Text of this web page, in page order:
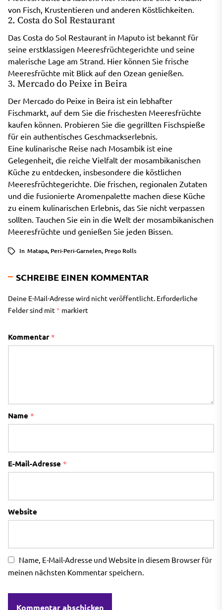
von Fisch, Krustentieren und anderen Köstlichkeiten.
2. Costa do Sol Restaurant
Das Costa do Sol Restaurant in Maputo ist bekannt für
seine erstklassigen Meeresfrüchtegerichte und seine
malerische Lage am Strand. Hier können Sie frische
Meeresfrüchte mit Blick auf den Ozean genießen.
3. Mercado do Peixe in Beira
Der Mercado do Peixe in Beira ist ein lebhafter
Fischmarkt, auf dem Sie die frischesten Meeresfrüchte
kaufen können. Probieren Sie die gegrillten Fischspieße
für ein authentisches Geschmackserlebnis.
Eine kulinarische Reise nach Mosambik ist eine
Gelegenheit, die reiche Vielfalt der mosambikanischen
Küche zu entdecken, insbesondere die köstlichen
Meeresfrüchtegerichte. Die frischen, regionalen Zutaten
und die fusionierte Aromenpalette machen diese Küche
zu einem kulinarischen Erlebnis, das Sie nicht verpassen
sollten. Tauchen Sie ein in die Welt der mosambikanischen
Meeresfrüchte und genießen Sie jeden Bissen.
In Matapa, Peri-Peri-Garnelen, Prego Rolls
SCHREIBE EINEN KOMMENTAR
Deine E-Mail-Adresse wird nicht veröffentlicht. Erforderliche
Felder sind mit* markiert
Kommentar *
Name *
E-Mail-Adresse *
Website
Name, E-Mail-Adresse und Website in diesem Browser für
meinen nächsten Kommentar speichern.